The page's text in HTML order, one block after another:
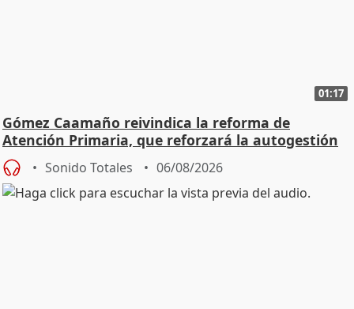
01:17
Gómez Caamaño reivindica la reforma de
Atención Primaria, que reforzará la autogestión
Sonido Totales 06/08/2026